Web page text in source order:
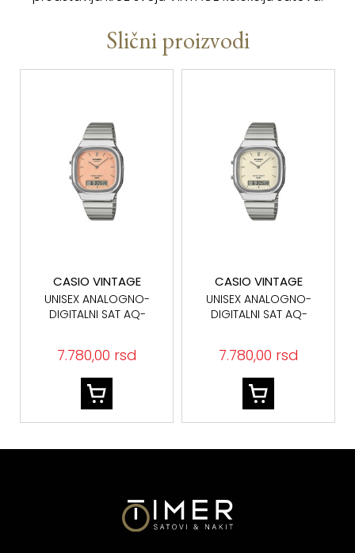
Slični proizvodi
CASIO VINTAGE
UNISEX ANALOGNO-
DIGITALNI SAT AQ-
7.780,00 rsd
CASIO VINTAGE
UNISEX ANALOGNO-
DIGITALNI SAT AQ-
7.780,00 rsd